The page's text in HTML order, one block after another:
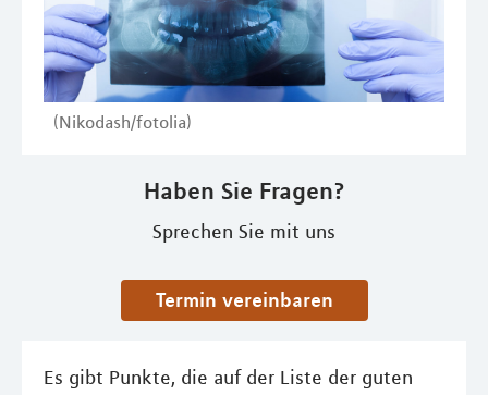
(Nikodash/fotolia)
Haben Sie Fragen?
Sprechen Sie mit uns
Termin vereinbaren
Es gibt Punkte, die auf der Liste der guten